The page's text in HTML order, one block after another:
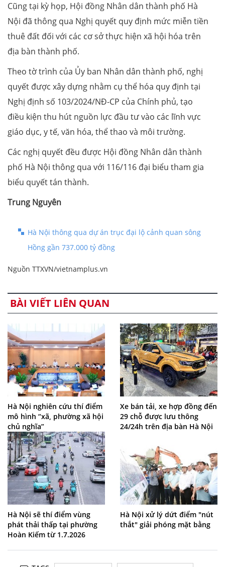
Cũng tại kỳ họp, Hội đồng Nhân dân thành phố Hà
Nội đã thông qua Nghị quyết quy định mức miễn tiền
thuê đất đối với các cơ sở thực hiện xã hội hóa trên
địa bàn thành phố.
Theo tờ trình của Ủy ban Nhân dân thành phố, nghị
quyết được xây dựng nhằm cụ thể hóa quy định tại
Nghị định số 103/2024/NĐ-CP của Chính phủ, tạo
điều kiện thu hút nguồn lực đầu tư vào các lĩnh vực
giáo dục, y tế, văn hóa, thể thao và môi trường.
Các nghị quyết đều được Hội đồng Nhân dân thành
phố Hà Nội thông qua với 116/116 đại biểu tham gia
biểu quyết tán thành.
Trung Nguyên
Hà Nội thông qua dự án trục đại lộ cảnh quan sông
Hồng gần 737.000 tỷ đồng
Nguồn TTXVN/vietnamplus.vn
BÀI VIẾT LIÊN QUAN
Hà Nội nghiên cứu thí điểm
mô hình “xã, phường xã hội
chủ nghĩa”
Xe bán tải, xe hợp đồng đến
29 chỗ được lưu thông
24/24h trên địa bàn Hà Nội
Hà Nội sẽ thí điểm vùng
phát thải thấp tại phường
Hoàn Kiếm từ 1.7.2026
Hà Nội xử lý dứt điểm "nút
thắt" giải phóng mặt bằng